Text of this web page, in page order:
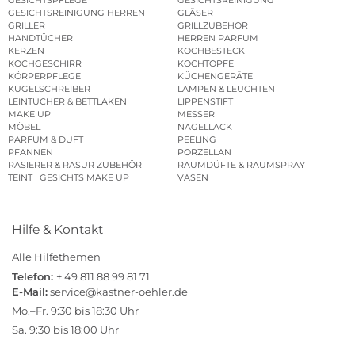
GESICHTSREINIGUNG HERREN
GLÄSER
GRILLER
GRILLZUBEHÖR
HANDTÜCHER
HERREN PARFUM
KERZEN
KOCHBESTECK
KOCHGESCHIRR
KOCHTÖPFE
KÖRPERPFLEGE
KÜCHENGERÄTE
KUGELSCHREIBER
LAMPEN & LEUCHTEN
LEINTÜCHER & BETTLAKEN
LIPPENSTIFT
MAKE UP
MESSER
MÖBEL
NAGELLACK
PARFUM & DUFT
PEELING
PFANNEN
PORZELLAN
RASIERER & RASUR ZUBEHÖR
RAUMDÜFTE & RAUMSPRAY
TEINT | GESICHTS MAKE UP
VASEN
Hilfe & Kontakt
Alle Hilfethemen
Telefon: + 49 811 88 99 81 71
E-Mail:service@kastner-oehler.de
Mo.–Fr. 9:30 bis 18:30 Uhr
Sa. 9:30 bis 18:00 Uhr